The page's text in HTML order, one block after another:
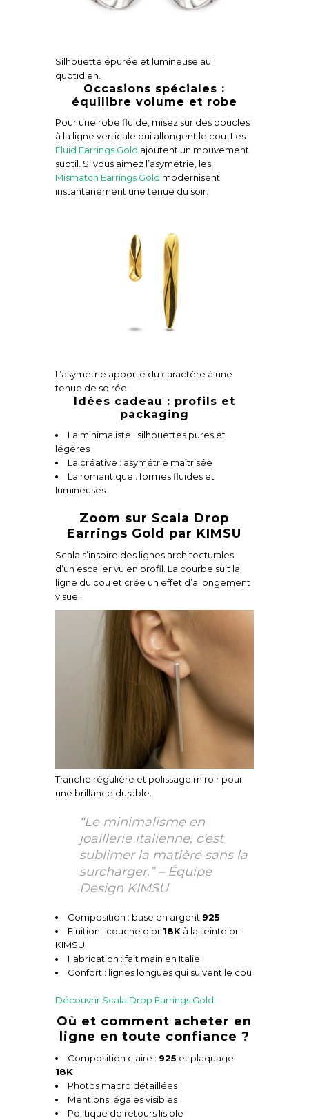
Silhouette épurée et lumineuse au
quotidien.
Occasions spéciales :
équilibre volume et robe
Pour une robe fluide, misez sur des boucles
à la ligne verticale qui allongent le cou. Les
Fluid Earrings Gold ajoutent un mouvement
subtil. Si vous aimez l’asymétrie, les
Mismatch Earrings Gold modernisent
instantanément une tenue du soir.
L’asymétrie apporte du caractère à une
tenue de soirée.
Idées cadeau : profils et
packaging
La minimaliste : silhouettes pures et
légères
La créative : asymétrie maîtrisée
La romantique : formes fluides et
lumineuses
Zoom sur Scala Drop
Earrings Gold par KIMSU
Scala s’inspire des lignes architecturales
d’un escalier vu en profil. La courbe suit la
ligne du cou et crée un effet d’allongement
visuel.
Tranche régulière et polissage miroir pour
une brillance durable.
“Le minimalisme en
joaillerie italienne, c’est
sublimer la matière sans la
surcharger.” – Équipe
Design KIMSU
Composition : base en argent 925
Finition : couche d’or 18K à la teinte or
KIMSU
Fabrication : fait main en Italie
Confort : lignes longues qui suivent le cou
Découvrir Scala Drop Earrings Gold
Où et comment acheter en
ligne en toute confiance ?
Composition claire : 925 et plaquage
18K
Photos macro détaillées
Mentions légales visibles
Politique de retours lisible